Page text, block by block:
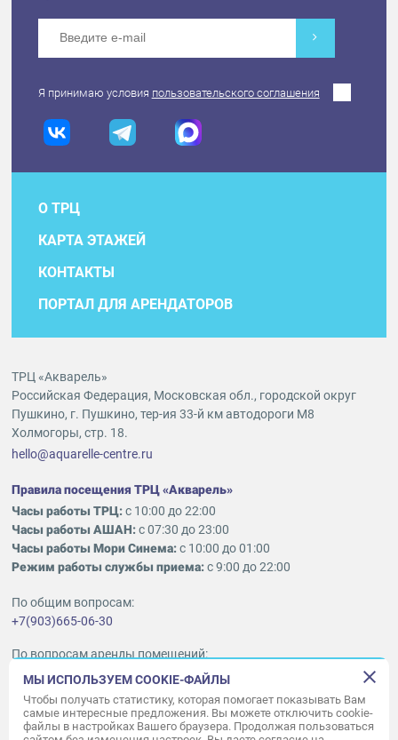
Я принимаю условия пользовательского соглашения
О ТРЦ
КАРТА ЭТАЖЕЙ
КОНТАКТЫ
ПОРТАЛ ДЛЯ АРЕНДАТОРОВ
ТРЦ «Акварель»
Российская Федерация, Московская обл., городской округ
Пушкино, г. Пушкино, тер-ия 33-й км автодороги М8
Холмогоры, стр. 18.
hello@aquarelle-centre.ru
Правила посещения ТРЦ «Акварель»
Часы работы ТРЦ:с 10:00 до 22:00
Часы работы АШАН:с 07:30 до 23:00
Часы работы Мори Синема:с 10:00 до 01:00
Режим работы службы приема:с 9:00 до 22:00
По общим вопросам:
+7(903)665-06-30
По вопросам аренды помещений:
ukleykina@nhood.com
+7(903)665-98-78
© ООО «Акварель» 2010–2026.
МЫ ИСПОЛЬЗУЕМ COOKIE-ФАЙЛЫ
Чтобы получать статистику, которая помогает показывать Вам
самые интересные предложения. Вы можете отключить cookie-
файлы в настройках Вашего браузера. Продолжая пользоваться